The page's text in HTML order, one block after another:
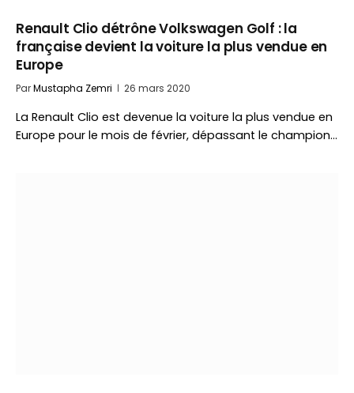
Renault Clio détrône Volkswagen Golf : la
française devient la voiture la plus vendue en
Europe
ParMustapha Zemri 26 mars 2020
La Renault Clio est devenue la voiture la plus vendue en
Europe pour le mois de février, dépassant le champion…